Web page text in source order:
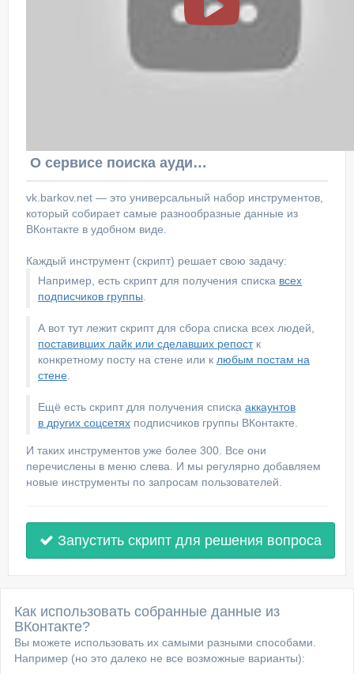
О сервисе поиска аудитории ВКонтакте
vk.barkov.net — это универсальный набор инструментов,
который собирает самые разнообразные данные из
ВКонтакте в удобном виде.
Каждый инструмент (скрипт) решает свою задачу:
Например, есть скрипт для получения списка всех
подписчиков группы
А вот тут лежит скрипт для сбора списка всех людей,
поставивших лайк или сделавших репостк
конкретному посту на стене или к любым постам на
стене
Ещё есть скрипт для получения списка аккаунтов
в других соцсетях подписчиков группы ВКонтакте.
И таких инструментов уже более 300. Все они
перечислены в меню слева. И мы регулярно добавляем
новые инструменты по запросам пользователей.
Запустить скрипт для решения вопроса
Как использовать собранные данные из
ВКонтакте?
Вы можете использовать их самыми разными способами.
Например (но это далеко не все возможные варианты):